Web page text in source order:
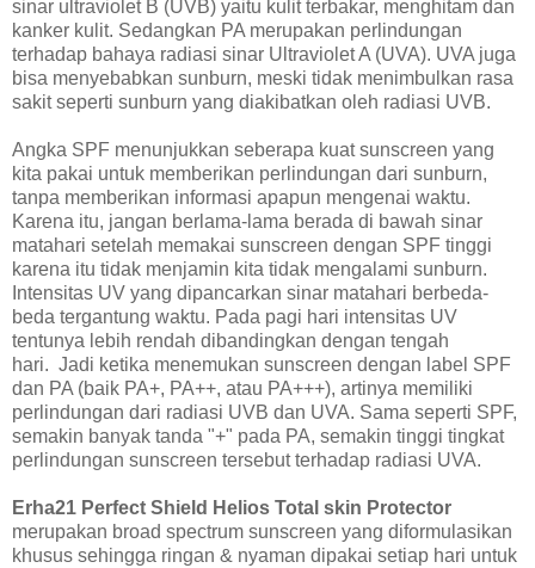
sinar ultraviolet B (UVB) yaitu kulit terbakar, menghitam dan
kanker kulit. Sedangkan PA merupakan perlindungan
terhadap bahaya radiasi sinar Ultraviolet A (UVA). UVA juga
bisa menyebabkan sunburn, meski tidak menimbulkan rasa
sakit seperti sunburn yang diakibatkan oleh radiasi UVB.
Angka SPF menunjukkan seberapa kuat sunscreen yang
kita pakai untuk memberikan perlindungan dari sunburn,
tanpa memberikan informasi apapun mengenai waktu.
Karena itu, jangan berlama-lama berada di bawah sinar
matahari setelah memakai sunscreen dengan SPF tinggi
karena itu tidak menjamin kita tidak mengalami sunburn.
Intensitas UV yang dipancarkan sinar matahari berbeda-
beda tergantung waktu. Pada pagi hari intensitas UV
tentunya lebih rendah dibandingkan dengan tengah
hari. Jadi ketika menemukan sunscreen dengan label SPF
dan PA (baik PA+, PA++, atau PA+++), artinya memiliki
perlindungan dari radiasi UVB dan UVA. Sama seperti SPF,
semakin banyak tanda "+" pada PA, semakin tinggi tingkat
perlindungan sunscreen tersebut terhadap radiasi UVA.
Erha21 Perfect Shield Helios Total skin Protector
merupakan broad spectrum sunscreen yang diformulasikan
khusus sehingga ringan & nyaman dipakai setiap hari untuk